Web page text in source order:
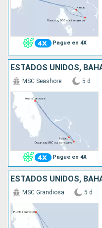
Pague en 4X
ESTADOS UNIDOS,
Pague en 4X
MSC Seashore 5 d
ESTADOS UNIDOS,
MSC Grandiosa 5 d